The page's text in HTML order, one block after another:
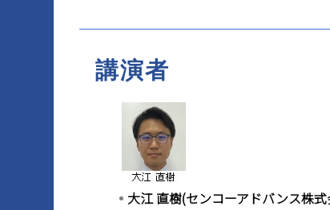
マイページ
講演者
大江 直樹(センコーアドバンス株